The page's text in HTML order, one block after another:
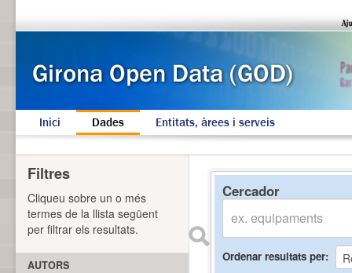
Inici Dades Entitats, àrees i serveis
Cercador
Ordenar resultats per
Filtres
Cliqueu sobre un o més
termes de la llista següent
per filtrar els resultats.
AUTORS